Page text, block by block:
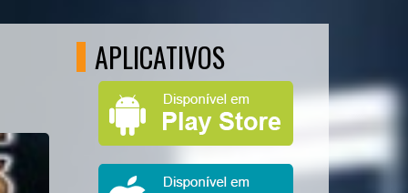
APLICATIVOS